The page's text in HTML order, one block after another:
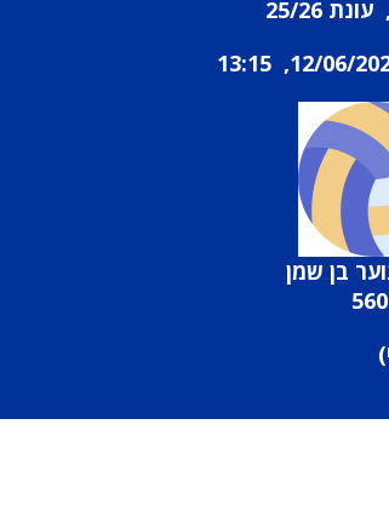
בן שמן
560
)